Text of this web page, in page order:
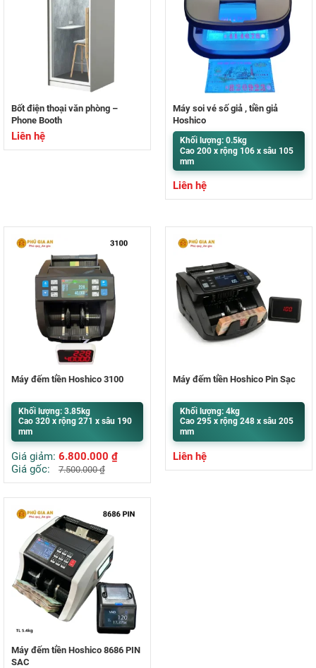
Bốt điện thoại văn phòng –
Phone Booth
Liên hệ
Máy soi vé số giả , tiền giả
Hoshico
Khối lượng: 0.5kg
Cao 200 x rộng 106 x sâu 105
mm
Liên hệ
Máy đếm tiền Hoshico 3100
Khối lượng: 3.85kg
Cao 320 x rộng 271 x sâu 190
mm
Giá giảm: 6.800.000 ₫
Giá gốc:
7.500.000₫
Máy đếm tiền Hoshico Pin Sạc
Khối lượng: 4kg
Cao 295 x rộng 248 x sâu 205
mm
Liên hệ
Máy đếm tiền Hoshico 8686 PIN
SẠC